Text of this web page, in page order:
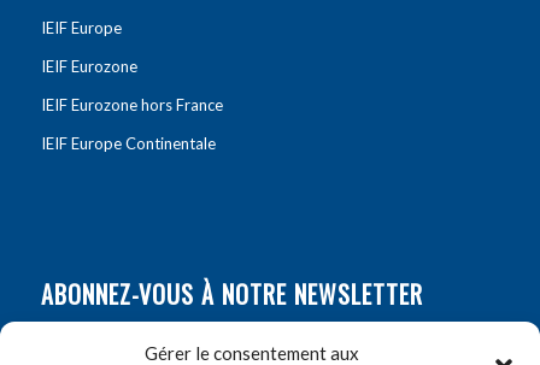
Gérer le consentement aux
IEIF Europe
IEIF Eurozone
IEIF Eurozone hors France
IEIF Europe Continentale
ABONNEZ-VOUS À NOTRE NEWSLETTER